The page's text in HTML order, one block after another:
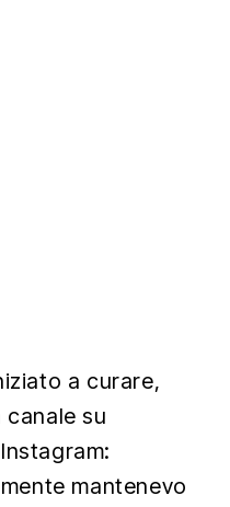
a curare,
canale su
mantenevo